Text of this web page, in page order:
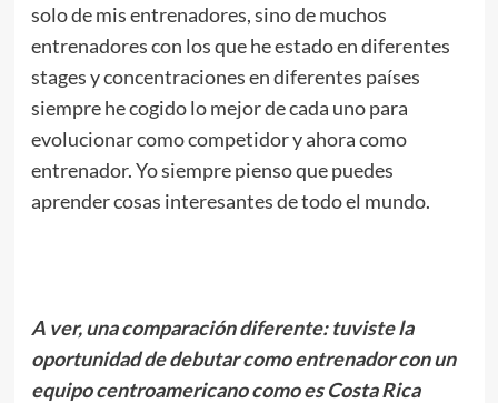
solo de mis entrenadores, sino de muchos
entrenadores con los que he estado en diferentes
stages y concentraciones en diferentes países
siempre he cogido lo mejor de cada uno para
evolucionar como competidor y ahora como
entrenador. Yo siempre pienso que puedes
aprender cosas interesantes de todo el mundo.
A ver, una comparación diferente: tuviste la
oportunidad de debutar como entrenador con un
equipo centroamericano como es Costa Rica